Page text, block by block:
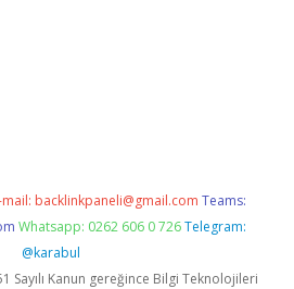
mail: backlinkpaneli@gmail.com Teams:
Whatsapp: 0262 606 0 726 Telegram:
@karabul
Sayılı Kanun gereğince Bilgi Teknolojileri